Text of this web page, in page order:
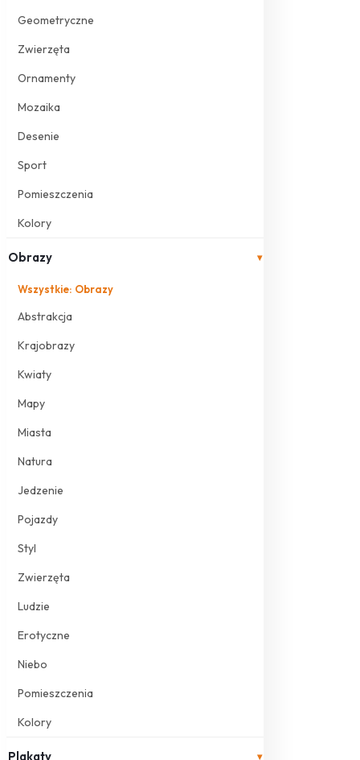
Geometryczne
Zwierzęta
Ornamenty
Mozaika
Desenie
Sport
Pomieszczenia
Kolory
Obrazy ▾
Wszystkie: Obrazy
Abstrakcja
Krajobrazy
Kwiaty
Mapy
Miasta
Natura
Jedzenie
Pojazdy
Styl
Zwierzęta
Ludzie
Erotyczne
Niebo
Pomieszczenia
Kolory
Plakaty ▾